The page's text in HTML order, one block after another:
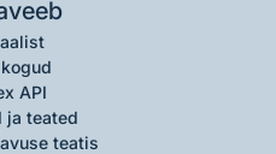
API
ja teated
teatis